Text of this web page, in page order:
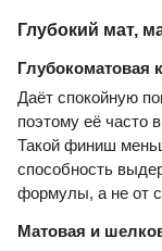
Глубокий мат,
Глубокоматовая
Даёт спокойную
поэтому её часто
Такой финиш
способность
формулы, а не от
Матовая и